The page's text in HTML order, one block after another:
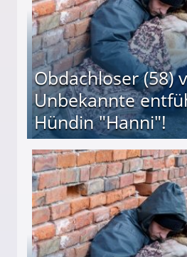
Obdachloser (58)
Unbekannte
Hündin "Hanni"!
entführten seine Hündin "Hanni"!